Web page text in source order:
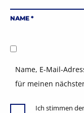
NAME *
Name, E-Mail-
für meinen
Ich stimmen